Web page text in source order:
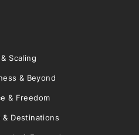
Scaling
& Beyond
& Freedom
& Destinations